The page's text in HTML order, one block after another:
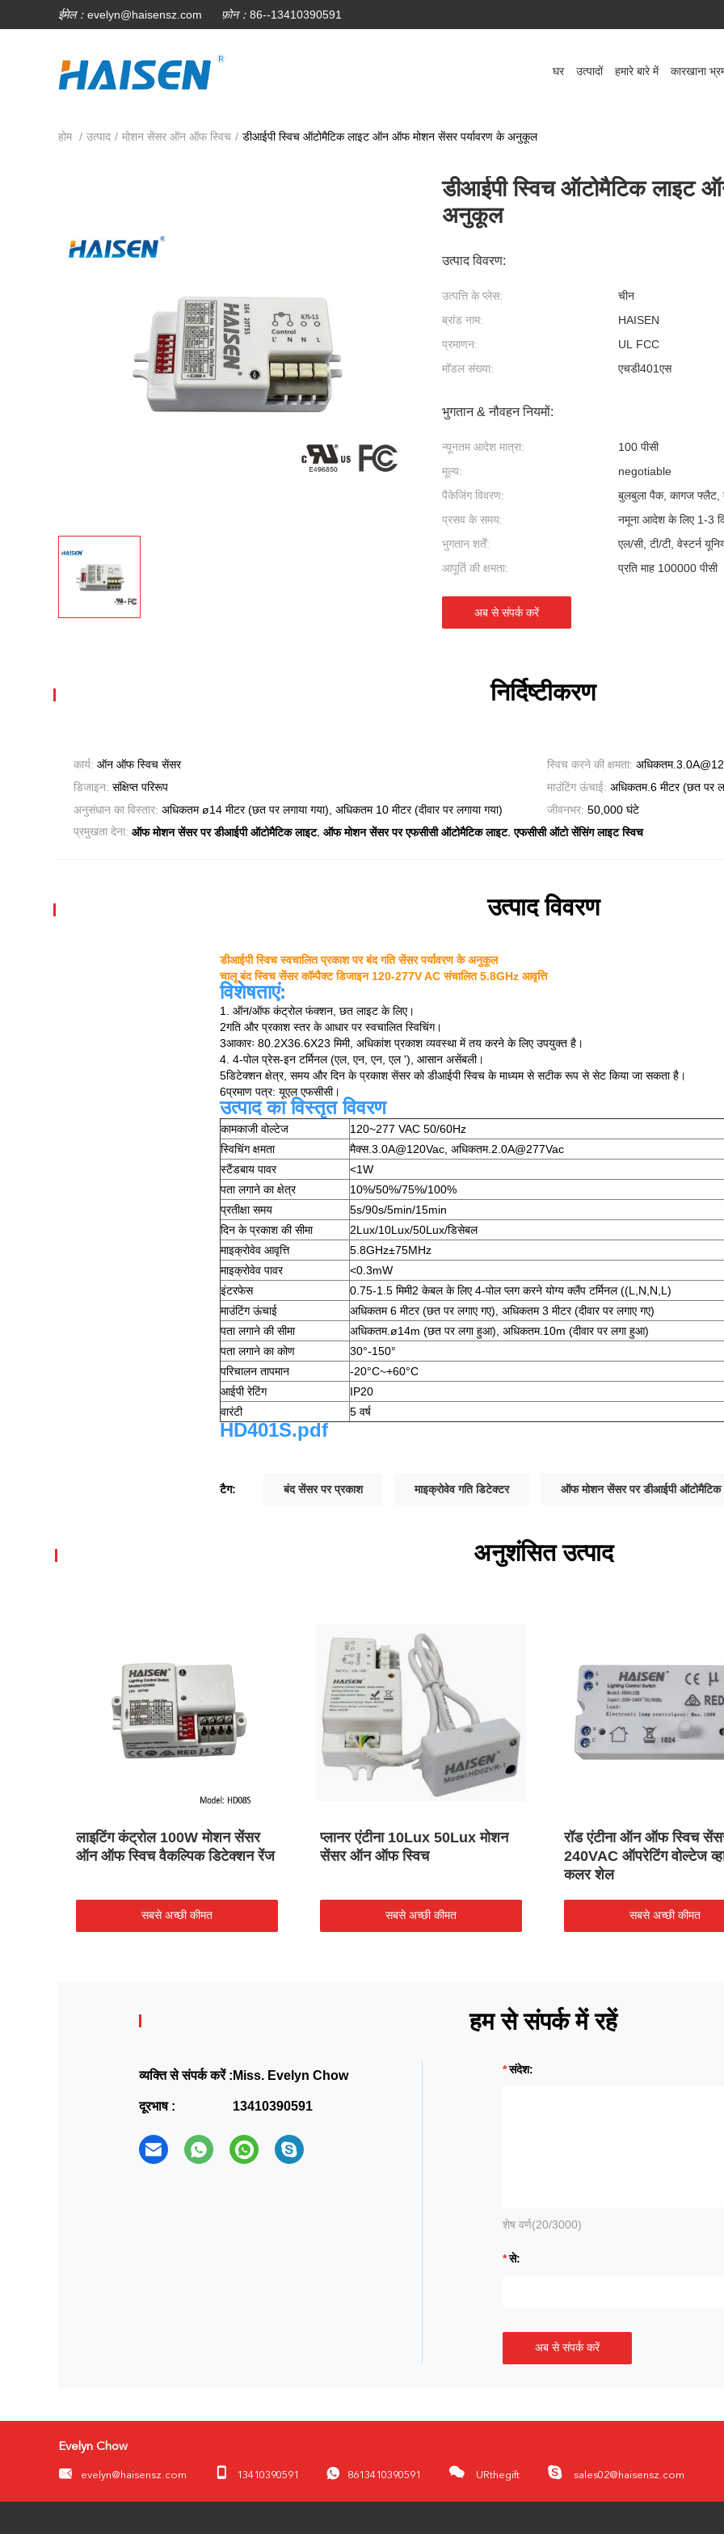
ईमेल： evelyn@haisensz.com फ़ोन： 86--13410390591
घर उत्पादों हमारे बारे में कारखाना
होम / उत्पाद / मोशन सेंसर ऑन ऑफ स्विच / डीआईपी स्विच ऑटोमैटिक लाइट ऑन ऑफ मोशन सेंसर पर्यावरण के अनुकूल
डीआईपी स्विच ऑटोमैटिक लाइट
अनुकूल
उत्पाद विवरण:
उत्पत्ति के प्लेस:
चीन
ब्रांड नाम:
HAISEN
प्रमाणन:
UL FCC
मॉडल संख्या:
एचडी401एस
भुगतान & नौवहन नियमों:
न्यूनतम आदेश मात्रा:
100 पीसी
मूल्य:
negotiable
पैकेजिंग विवरण:
बुलबुला पैक, कागज फ्लैट,
प्रसव के समय:
नमूना आदेश के लिए 1-3
भुगतान शर्तें:
एल/सी, टी/टी, वेस्टर्न
आपूर्ति की क्षमता:
प्रति माह 100000 पीसी
अब से संपर्क करें
निर्दिष्टीकरण
कार्य: ऑन ऑफ स्विच सेंसर स्विच करने की क्षमता:
डिजाइन: संक्षिप्त परिरूप माउंटिंग ऊंचाई: अधिकतम.6 मीटर (छत पर
अनुसंधान का विस्तार: अधिकतम ø14 मीटर (छत पर लगाया गया), अधिकतम 10 मीटर (दीवार पर लगाया गया) जीवनभर: 50,000 घंटे
प्रमुखता देना: ऑफ मोशन सेंसर पर डीआईपी ऑटोमैटिक लाइट, ऑफ मोशन सेंसर पर एफसीसी ऑटोमैटिक लाइट,एफसीसी ऑटो सेंसिंग लाइट स्विच
उत्पाद विवरण
डीआईपी स्विच स्वचालित प्रकाश पर बंद गति सेंसर पर्यावरण के अनुकूल
चालू बंद स्विच सेंसर कॉम्पैक्ट डिजाइन 120-277V AC संचालित 5.8GHz आवृत्ति
विशेषताएं:
1. ऑन/ऑफ कंट्रोल फंक्शन, छत लाइट के लिए।
2गति और प्रकाश स्तर के आधार पर स्वचालित स्विचिंग।
3आकारः 80.2X36.6X23 मिमी, अधिकांश प्रकाश व्यवस्था में तय करने के लिए उपयुक्त है।
4. 4-पोल प्रेस-इन टर्मिनल (एल, एन, एन, एल '), आसान असेंबली।
5डिटेक्शन क्षेत्र, समय और दिन के प्रकाश सेंसर को डीआईपी स्विच के माध्यम से सटीक रूप से सेट किया जा सकता है।
6प्रमाण पत्र: यूएल एफसीसी।
उत्पाद का विस्तृत विवरण
कामकाजी वोल्टेज
120~277 VAC 50/60Hz
स्विचिंग क्षमता
मैक्स.3.0A@120Vac, अधिकतम.2.0A@277Vac
स्टैंडबाय पावर
<1W
पता लगाने का क्षेत्र
10%/50%/75%/100%
प्रतीक्षा समय
5s/90s/5min/15min
दिन के प्रकाश की सीमा
2Lux/10Lux/50Lux/डिसेबल
माइक्रोवेव आवृत्ति
5.8GHz±75MHz
माइक्रोवेव पावर
<0.3mW
इंटरफेस
0.75-1.5 मिमी2 केबल के लिए 4-पोल प्लग करने योग्य क्लैंप टर्मिनल ((L,N,N,L)
माउंटिंग ऊंचाई
अधिकतम 6 मीटर (छत पर लगाए गए), अधिकतम 3 मीटर (दीवार पर लगाए गए)
पता लगाने की सीमा
अधिकतम.ø14m (छत पर लगा हुआ), अधिकतम.10m (दीवार पर लगा हुआ)
पता लगाने का कोण
30°-150°
परिचालन तापमान
-20°C~+60°C
आईपी रेटिंग
IP20
वारंटी
5 वर्ष
HD401S.pdf
टैग: बंद सेंसर पर प्रकाश माइक्रोवेव गति डिटेक्टर ऑफ मोशन सेंसर पर डीआईपी ऑटोमैटिक
अनुशंसित उत्पाद
लाइटिंग कंट्रोल 100W मोशन सेंसर
ऑन ऑफ स्विच वैकल्पिक डिटेक्शन रेंज
सबसे अच्छी कीमत
प्लानर एंटीना 10Lux 50Lux मोशन
सेंसर ऑन ऑफ स्विच
सबसे अच्छी कीमत
रॉड एंटीना ऑन ऑफ स्विच
240VAC ऑपरेटिंग वोल्टेज
कलर शेल
सबसे अच्छी कीमत
हम से संपर्क में रहें
व्यक्ति से संपर्क करें : Miss. Evelyn Chow
दूरभाष : 13410390591
संदेश:
शेष वर्ण(20/3000)
से:
अब से संपर्क करें
Evelyn Chow
evelyn@haisensz.com 13410390591 8613410390591 URthegift sales02@haisensz.com